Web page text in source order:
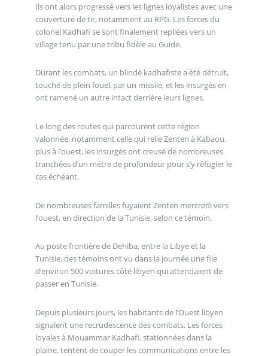
Ils ont alors progressé vers les lignes loyalistes avec une
couverture de tir, notamment au RPG. Les forces du
colonel Kadhafi se sont finalement repliées vers un
village tenu par une tribu fidèle au Guide.
Durant les combats, un blindé kadhafiste a été détruit,
touché de plein fouet par un missile, et les insurgés en
ont ramené un autre intact derrière leurs lignes.
Le long des routes qui parcourent cette région
valonnée, notamment celle qui relie Zenten à Kabaou,
plus à l’ouest, les insurgés ont creusé de nombreuses
tranchées d’un mètre de profondeur pour s’y réfugier le
cas échéant.
De nombreuses familles fuyaient Zenten mercredi vers
l’ouest, en direction de la Tunisie, selon ce témoin.
Au poste frontière de Dehiba, entre la Libye et la
Tunisie, des témoins ont vu dans la journée une file
d’environ 500 voitures côté libyen qui attendaient de
passer en Tunisie.
Depuis plusieurs jours, les habitants de l’Ouest libyen
signalent une recrudescence des combats. Les forces
loyales à Mouammar Kadhafi, stationnées dans la
plaine, tentent de couper les communications entre les